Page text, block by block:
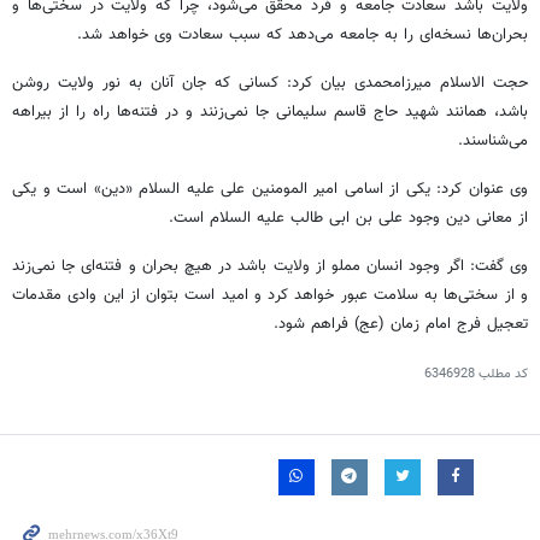
ولایت باشد سعادت جامعه و فرد محقق می‌شود، چرا که ولایت در سختی‌ها و
بحران‌ها نسخه‌ای را به جامعه می‌دهد که سبب سعادت وی خواهد شد.
حجت الاسلام میرزامحمدی بیان کرد: کسانی که جان آنان به نور ولایت روشن
باشد، همانند شهید حاج قاسم سلیمانی جا نمی‌زنند و در فتنه‌ها راه را از بیراهه
می‌شناسند.
وی عنوان کرد: یکی از اسامی امیر المومنین علی علیه السلام «دین» است و یکی
از معانی دین وجود علی بن ابی طالب علیه السلام است.
وی گفت: اگر وجود انسان مملو از ولایت باشد در هیچ بحران و فتنه‌ای جا نمی‌زند
و از سختی‌ها به سلامت عبور خواهد کرد و امید است بتوان از این وادی مقدمات
تعجیل فرج امام زمان (عج) فراهم شود.
کد مطلب6346928